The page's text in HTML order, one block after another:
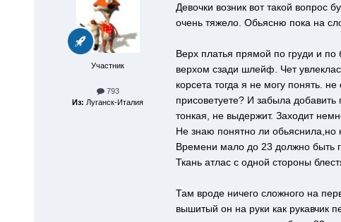
Участник
793
Из: Луганск-Италия
Девочки возник вот такой вопрос
очень тяжело. Обьясню пока на
Верх платья прямой по груди и
верхом сзади шлейф. Чет
корсета тогда я не могу понять.
присоветуете? И забыла
тонкая, не выдержит. Заходит
Не знаю понятно ли обьяснила,но
Времени мало до 23 должно быть
Ткань атлас с одной стороны
Там вроде ничего сложного на
вышитый он на руки как рукавчик